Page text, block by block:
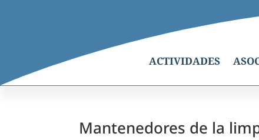
ACTIVIDADES
Mantenedores de la